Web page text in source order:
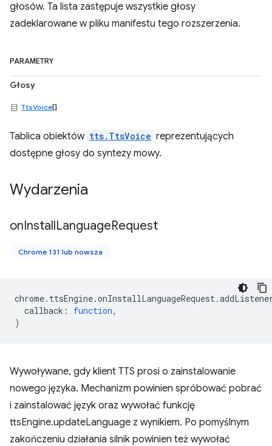
głosów. Ta lista zastępuje wszystkie głosy
zadeklarowane w pliku manifestu tego rozszerzenia.
PARAMETRY
Głosy
TtsVoice[]
Tablica obiektów tts.TtsVoice reprezentujących
dostępne głosy do syntezy mowy.
Wydarzenia
onInstallLanguageRequest
Chrome 131 lub nowsza
chrome. ttsEngine.onInstallLanguageRequest.
callback : function,
)
Wywoływane, gdy klient TTS prosi o zainstalowanie
nowego języka. Mechanizm powinien spróbować pobrać
i zainstalować język oraz wywołać funkcję
ttsEngine.updateLanguage z wynikiem. Po pomyślnym
zakończeniu działania silnik powinien też wywołać